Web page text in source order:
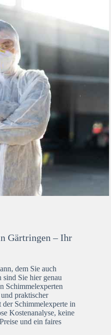
Gärtringen – Ihr
dem Sie auch
sind Sie hier genau
Schimmelexperten
praktischer
Schimmelexperte in
Kostenanalyse, keine
und ein faires